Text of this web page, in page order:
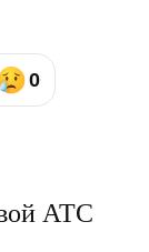
0
АТС